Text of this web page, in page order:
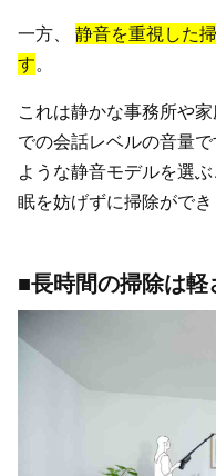
一方、 静音を重視した
す。
これは静かな事務所や
での会話レベルの音量
ような静音モデルを選
眠を妨げずに掃除ができ
■長時間の掃除は